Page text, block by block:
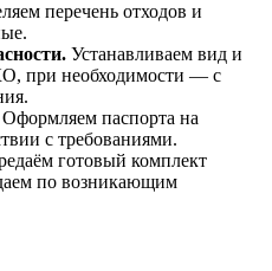
перечень отходов и
Устанавливаем вид и
при необходимости — с
Оформляем паспорта на
с требованиями.
готовый комплект
по возникающим